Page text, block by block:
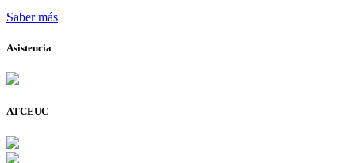
Saber más
Asistencia
ATCEUC